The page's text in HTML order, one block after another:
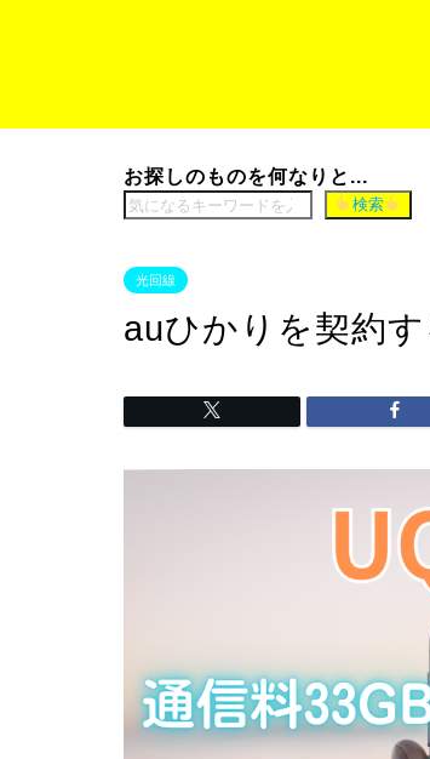
お探しのものを何なりと...
検索
光回線
auひかりを契約